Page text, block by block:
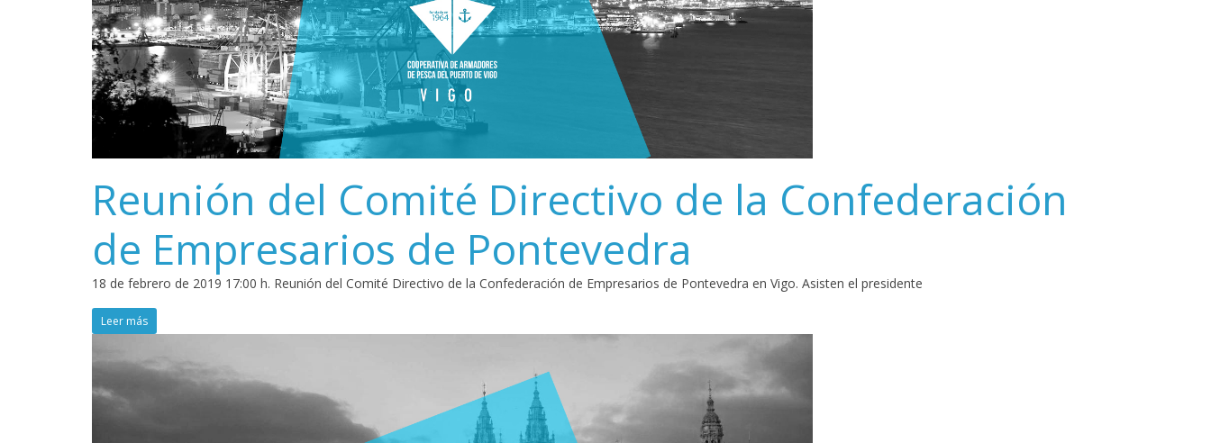
Reunión del Comité Directivo de la Confederación
de Empresarios de Pontevedra
18 de febrero de 2019 17:00 h. Reunión del Comité Directivo de la Confederación de Empresarios de Pontevedra en Vigo. Asisten el presidente
Leer más